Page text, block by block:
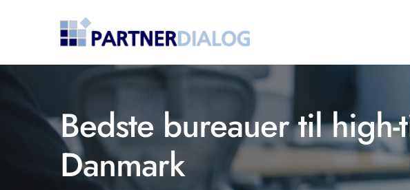
Bedste bureauer til
Danmark